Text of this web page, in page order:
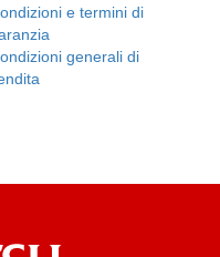
e termini di
generali di